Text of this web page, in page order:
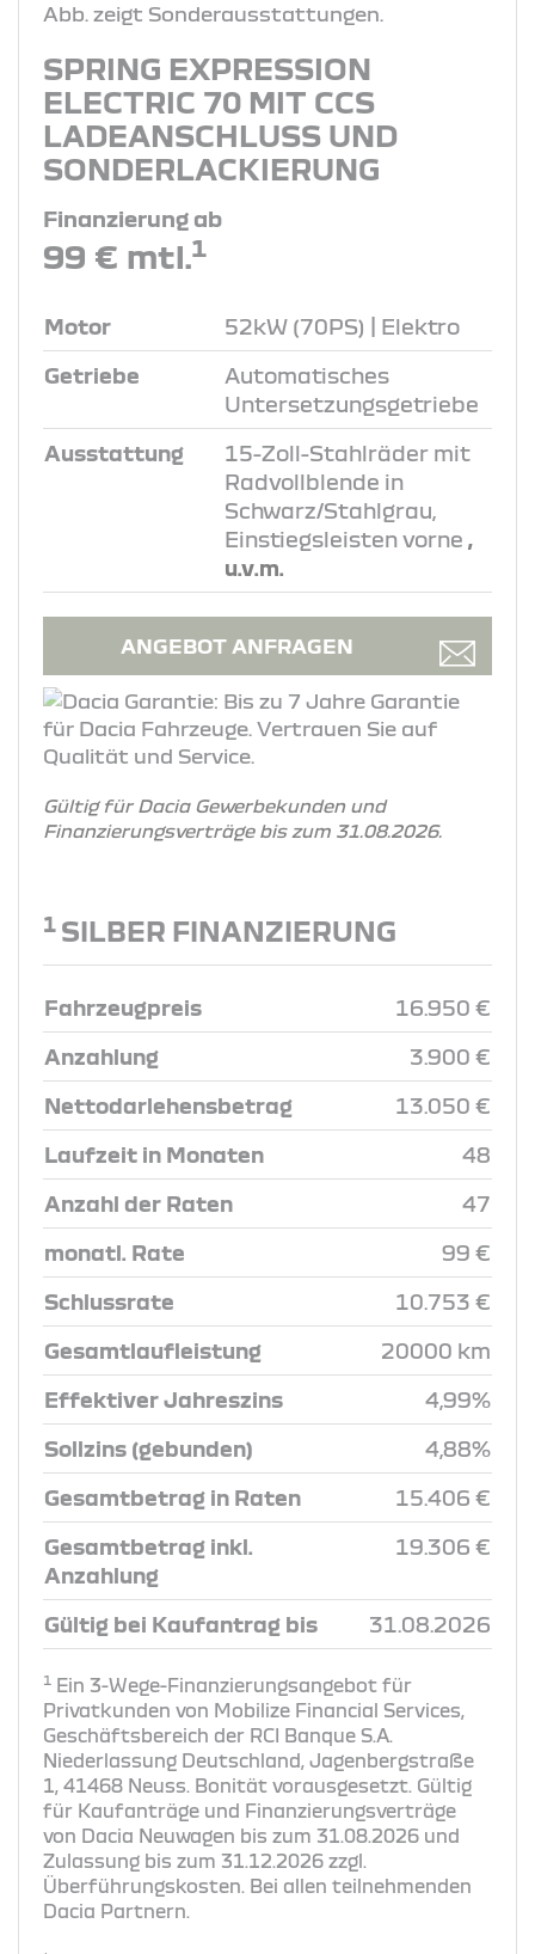
Abb. zeigt Sonderausstattungen.
SPRING EXPRESSION
ELECTRIC 70 MIT CCS
LADEANSCHLUSS UND
SONDERLACKIERUNG
Finanzierung ab
99 € mtl.1
Motor 52kW (70PS) | Elektro
Getriebe
Automatisches
Untersetzungsgetriebe
Ausstattung
15-Zoll-Stahlräder mit
Radvollblende in
Schwarz/Stahlgrau,
Einstiegsleisten vorne ,
u.v.m.
ANGEBOT ANFRAGEN
Gültig für Dacia Gewerbekunden und
Finanzierungsverträge bis zum 31.08.2026.
1 SILBER FINANZIERUNG
Fahrzeugpreis 16.950 €
Anzahlung 3.900 €
Nettodarlehensbetrag 13.050 €
Laufzeit in Monaten 48
Anzahl der Raten 47
monatl. Rate 99 €
Schlussrate 10.753 €
Gesamtlaufleistung 20000 km
Effektiver Jahreszins 4,99%
Sollzins (gebunden) 4,88%
Gesamtbetrag in Raten 15.406 €
Gesamtbetrag inkl.
Anzahlung
19.306 €
Gültig bei Kaufantrag bis 31.08.2026
1 Ein 3-Wege-Finanzierungsangebot für
Privatkunden von Mobilize Financial Services,
Geschäftsbereich der RCI Banque S.A.
Niederlassung Deutschland, Jagenbergstraße
1, 41468 Neuss. Bonität vorausgesetzt. Gültig
für Kaufanträge und Finanzierungsverträge
von Dacia Neuwagen bis zum 31.08.2026 und
Zulassung bis zum 31.12.2026 zzgl.
Überführungskosten. Bei allen teilnehmenden
Dacia Partnern.